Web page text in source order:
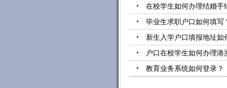
在校学生如何办理结婚手
毕业生求职户口如何填写
新生入学户口填报地址如
户口在校学生如何办理港
教育业务系统如何登录？